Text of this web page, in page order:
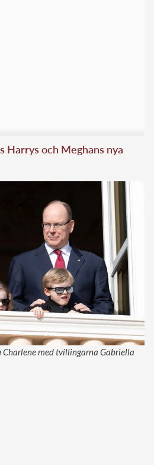
Harrys och Meghans nya
Charlene med tvillingarna Gabriella